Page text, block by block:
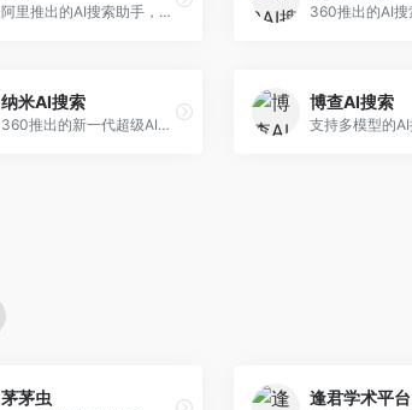
阿里推出的AI搜索助手，专注于智能信息获取。面向普通用户，提供智能搜索、内容整理、知识问答等服务，与阿里生态深度整合。
纳米AI搜索
360推出的新一代超级AI搜索，深度整合360搜索资源。面向普通用户，提供智能问答、多模态搜索、内容生成等服务，安全可靠。
博查AI搜索
茅茅虫 逢君学术平台